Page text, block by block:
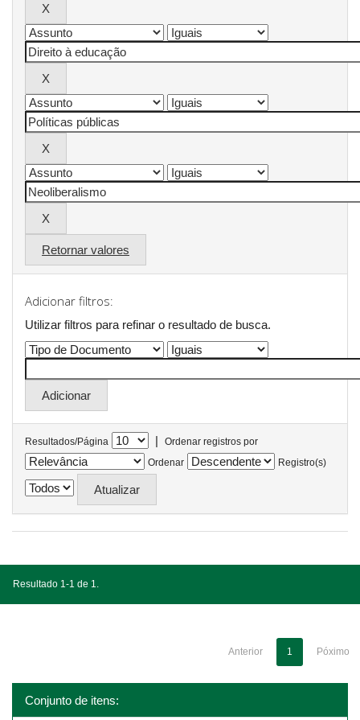
Retornar valores
Adicionar filtros:
Utilizar filtros para refinar o resultado de busca.
Resultados/Página |
Ordenar registros por
Ordenar
Registro(s)
Resultado 1-1 de 1.
Anterior 1 Póximo
Conjunto de itens: